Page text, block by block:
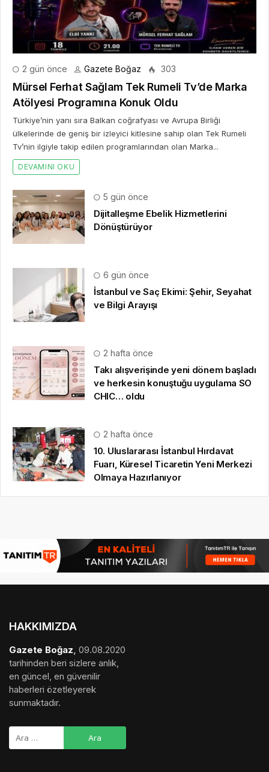
2 gün önce Gazete Boğaz 303
Mürsel Ferhat Sağlam Tek Rumeli Tv’de Marka
Atölyesi Programına Konuk Oldu
Türkiye’nin yanı sıra Balkan coğrafyası ve Avrupa Birliği
ülkelerinde de geniş bir izleyici kitlesine sahip olan Tek Rumeli
Tv’nin ilgiyle takip edilen programlarından olan Marka...
DEVAMINI OKU
5 gün önce
Dijitalleşme Ebelik Hizmetlerini
Dönüştürüyor
6 gün önce
İstanbul ve Saç Ekimi: Şehir, Seyahat
ve Bilgi Arayışı
2 hafta önce
Takı alışverişinde yeni dönem başladı
ve herkesin konuştuğu uygulama SO
CHIC… oldu
2 hafta önce
10. Uluslararası İstanbul Hırdavat
Fuarı, Küresel Ticaretin Yeni Merkezi
Olmaya Hazırlanıyor
HAKKIMIZDA
Gazete Boğaz 09.08.2020
tarihinden beri sizlere anlık,
en güncel, en güvenilir
haberleri özetleyerek
sunmaktadır.